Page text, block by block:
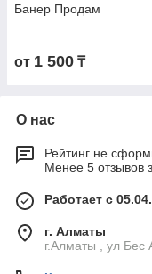
Банер Продам
от 1 500 ₸
О нас
Рейтинг не
Менее 5 отзывов
Работает с
г. Алматы
г.Алматы , ул Бес